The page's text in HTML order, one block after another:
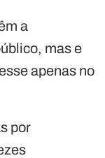
a
mas e
apenas no
por